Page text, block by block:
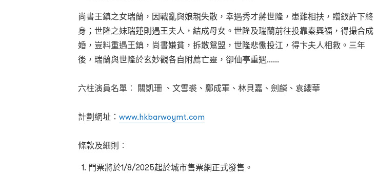
尚書王鎮之女瑞蘭，因戰亂與娘親失散，幸遇秀才蔣世隆，患難相扶，贈釵許下終
身；世隆之妹瑞蓮則遇王夫人，結成母女。世隆及瑞蘭前往投靠秦興福，得撮合成
婚，豈料重遇王鎮，尚書嫌貧，拆散鴛盟，世隆悲慟投江，得卞夫人相救。三年
後，瑞蘭與世隆於玄妙觀各自附薦亡靈，卻仙亭重遇......
六柱演員名單︰ 關凱珊 、文雪裘、鄺成軍、林貝嘉、劍麟、袁纓華
計劃網址： www.hkbarwoymt.com
條款及細則︰
門票將於1/8/2025起於城市售票網正式發售。